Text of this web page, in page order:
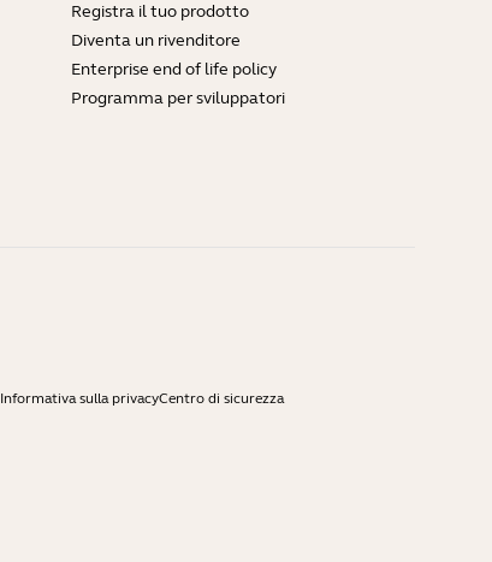
Registra il tuo prodotto
Diventa un rivenditore
Enterprise end of life policy
Programma per sviluppatori
Informativa sulla privacyCentro di sicurezza